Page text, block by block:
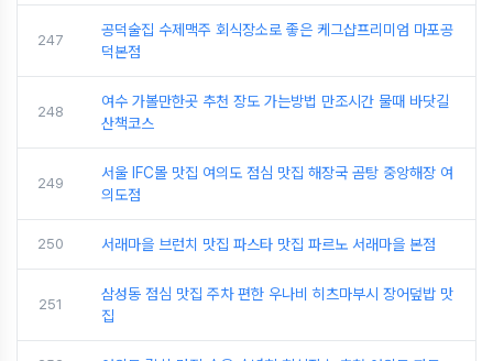
247
공덕술집 수제맥주 회식장소로 좋은 케그샵프리미엄 마포공
덕본점
248
여수 가볼만한곳 추천 장도 가는방법 만조시간 물때 바닷길
산책코스
249
서울 IFC몰 맛집 여의도 점심 맛집 해장국 곰탕 중앙해장 여
의도점
250 서래마을 브런치 맛집 파스타 맛집 파르노 서래마을 본점
251
삼성동 점심 맛집 주차 편한 우나비 히츠마부시 장어덮밥 맛
집